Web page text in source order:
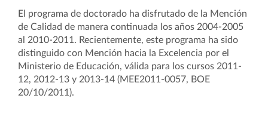
El programa de doctorado ha disfrutado de la Mención
de Calidad de manera continuada los años 2004-2005
al 2010-2011. Recientemente, este programa ha sido
distinguido con Mención hacia la Excelencia por el
Ministerio de Educación, válida para los cursos 2011-
12, 2012-13 y 2013-14 (MEE2011-0057, BOE
20/10/2011).